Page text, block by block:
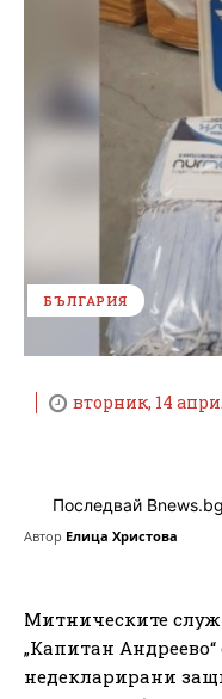
БЪЛГАРИЯ
вторник, 14
Последвай
Автор Елица Христова
Митническите
„Капитан Андреево“
недекларирани